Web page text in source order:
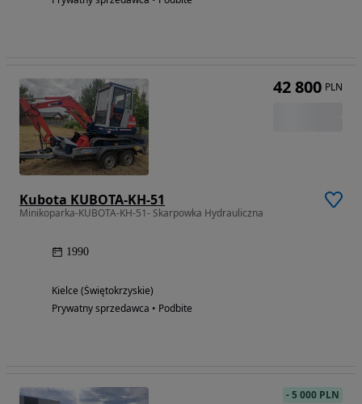
Kubota KUBOTA-KH-51
Minikoparka-KUBOTA-KH-51- Skarpowka Hydrauliczna
1990
Kielce (Świętokrzyskie)
Prywatny sprzedawca • Podbite
42 800 PLN
-5 000 PLN